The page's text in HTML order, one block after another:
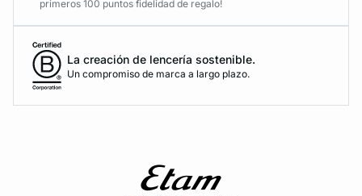
primeros 100 puntos fidelidad de regalo!
La creación de lencería sostenible.
Un compromiso de marca a largo plazo.